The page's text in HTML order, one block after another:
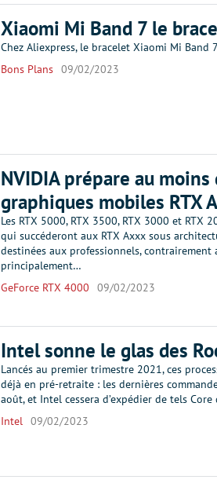
Xiaomi Mi Band 7 le
Chez Aliexpress, le bracelet Xiaomi Mi Band
Bons Plans 09/02/2023
NVIDIA prépare au
graphiques mobiles RTX
Les RTX 5000, RTX 3500, RTX 3000 et RTX
qui succéderont aux RTX Axxx sous
destinées aux professionnels, contrairement
principalement…
GeForce RTX 4000
09/02/2023
Intel sonne le glas des
Lancés au premier trimestre 2021, ces
déjà en pré-retraite : les dernières
août, et Intel cessera d’expédier de tels
Intel 09/02/2023